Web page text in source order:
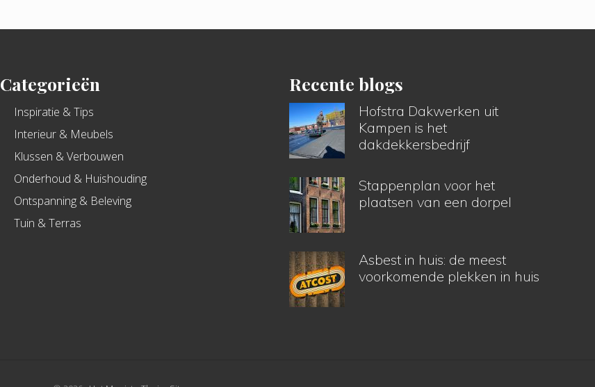
Categorieën
Inspiratie & Tips
Interieur & Meubels
Klussen & Verbouwen
Onderhoud & Huishouding
Ontspanning & Beleving
Tuin & Terras
Recente blogs
Hofstra Dakwerken uit
Kampen is het
dakdekkersbedrijf
Stappenplan voor het
plaatsen van een dorpel
Asbest in huis: de meest
voorkomende plekken in huis